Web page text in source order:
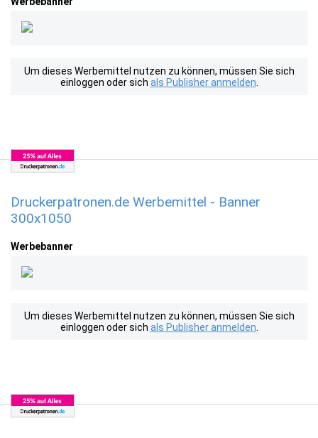
Um dieses Werbemittel nutzen zu können, müssen Sie sich
einloggen oder sich als Publisher anmelden
Druckerpatronen.de Werbemittel - Banner
300x1050
Werbebanner
Um dieses Werbemittel nutzen zu können, müssen Sie sich
einloggen oder sich als Publisher anmelden